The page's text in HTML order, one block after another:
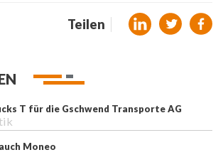
Teilen
T für die Gschwend Transporte AG
Moneo